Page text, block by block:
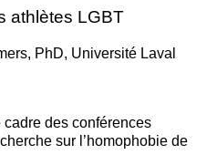
athlètes LGBT
PhD, Université Laval
des conférences
sur l’homophobie de